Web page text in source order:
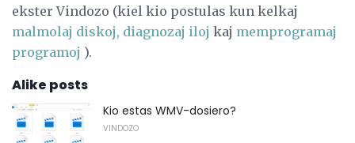
ekster Vindozo (kiel kio postulas kun kelkaj
malmolaj diskoj, diagnozaj iloj kaj memprogramaj
programoj ).
Alike posts
Kio estas WMV-dosiero?
VINDOZO